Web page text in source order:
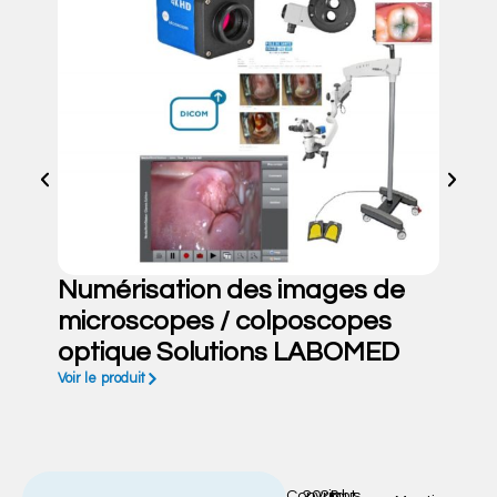
Numérisation des images de
microscopes / colposcopes
optique Solutions LABOMED
Voir le produit